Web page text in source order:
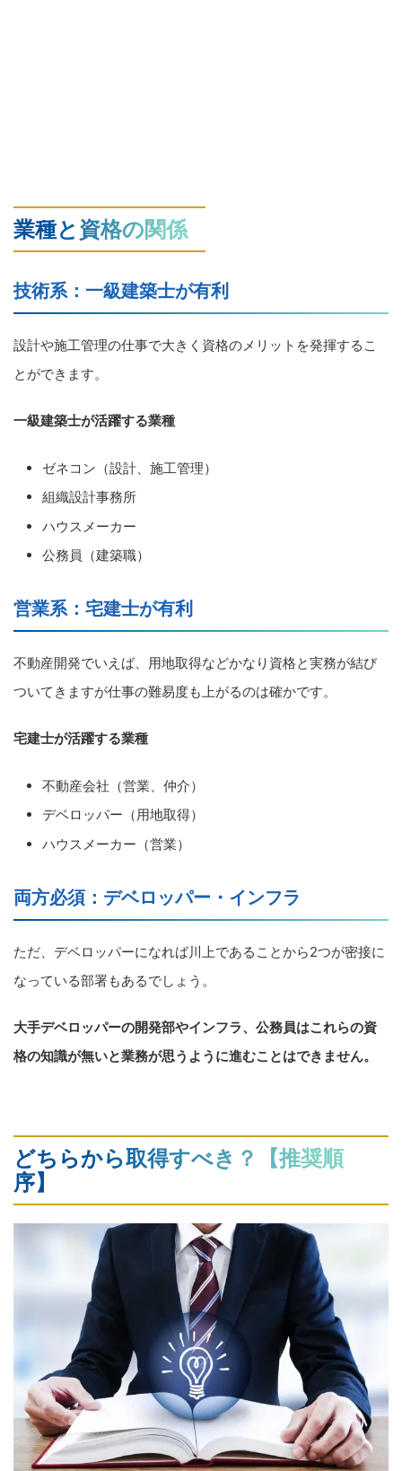
業種と資格の関係
技術系：一級建築士が有利
設計や施工管理の仕事で大きく資格のメリットを発揮するこ
とができます。
一級建築士が活躍する業種
ゼネコン（設計、施工管理）
組織設計事務所
ハウスメーカー
公務員（建築職）
営業系：宅建士が有利
不動産開発でいえば、用地取得などかなり資格と実務が結び
ついてきますが仕事の難易度も上がるのは確かです。
宅建士が活躍する業種
不動産会社（営業、仲介）
デベロッパー（用地取得）
ハウスメーカー（営業）
両方必須：デベロッパー・インフラ
ただ、デベロッパーになれば川上であることから2つが密接に
なっている部署もあるでしょう。
大手デベロッパーの開発部やインフラ、公務員はこれらの資
格の知識が無いと業務が思うように進むことはできません。
どちらから取得すべき？【推奨順
序】